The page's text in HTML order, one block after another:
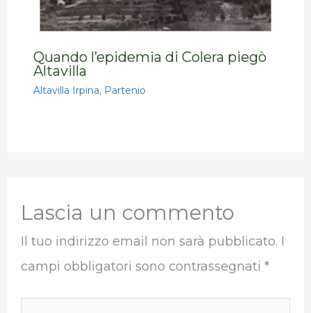
Quando l’epidemia di Colera piegò
Altavilla
Altavilla Irpina, Partenio
Lascia un commento
Il tuo indirizzo email non sarà pubblicato. I
campi obbligatori sono contrassegnati *